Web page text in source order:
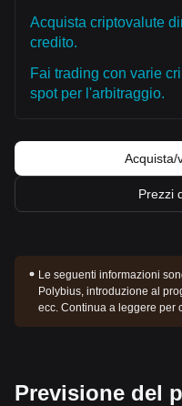
Acquista criptovalute
credito.
Fai trading con varie
spot per l'arbitraggio.
Acquista/
Prezzi
Le seguenti informazioni
Polybius, introduzione al
ecc. Continua a leggere per
Previsione del